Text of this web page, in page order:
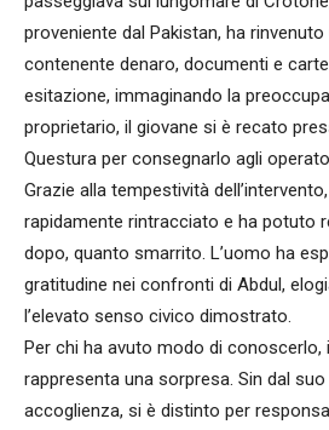
proveniente dal Pakistan, ha
contenente denaro, documenti e
esitazione, immaginando la
proprietario, il giovane si è recato
Questura per consegnarlo agli
Grazie alla tempestività
rapidamente rintracciato e ha potuto
dopo, quanto smarrito. L’uomo ha
gratitudine nei confronti di Abdul,
l’elevato senso civico dimostrato.
Per chi ha avuto modo di conoscerlo,
rappresenta una sorpresa. Sin dal
accoglienza, si è distinto per